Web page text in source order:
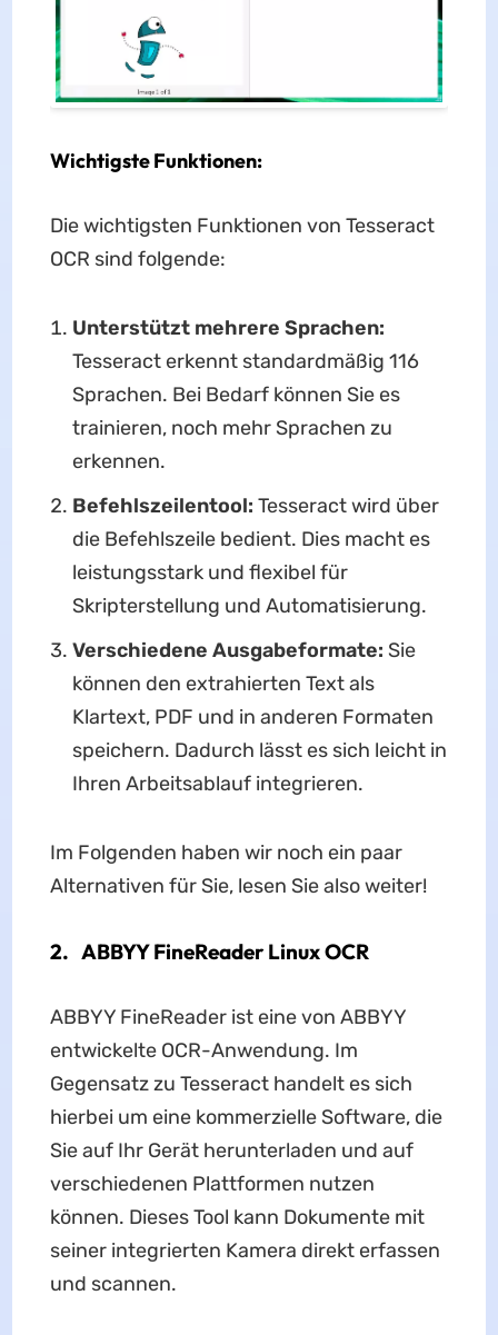
Wichtigste Funktionen:
Die wichtigsten Funktionen von Tesseract
OCR sind folgende:
Unterstützt mehrere Sprachen:
Tesseract erkennt standardmäßig 116
Sprachen. Bei Bedarf können Sie es
trainieren, noch mehr Sprachen zu
erkennen.
Befehlszeilentool: Tesseract wird über
die Befehlszeile bedient. Dies macht es
leistungsstark und flexibel für
Skripterstellung und Automatisierung.
Verschiedene Ausgabeformate: Sie
können den extrahierten Text als
Klartext, PDF und in anderen Formaten
speichern. Dadurch lässt es sich leicht in
Ihren Arbeitsablauf integrieren.
Im Folgenden haben wir noch ein paar
Alternativen für Sie, lesen Sie also weiter!
2. ABBYY FineReader Linux OCR
ABBYY FineReader ist eine von ABBYY
entwickelte OCR-Anwendung. Im
Gegensatz zu Tesseract handelt es sich
hierbei um eine kommerzielle Software, die
Sie auf Ihr Gerät herunterladen und auf
verschiedenen Plattformen nutzen
können. Dieses Tool kann Dokumente mit
seiner integrierten Kamera direkt erfassen
und scannen.